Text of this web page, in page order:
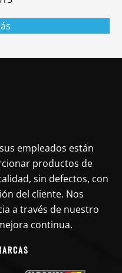
sus empleados están
productos de
sin defectos, con
del cliente. Nos
a través de nuestro
continua.